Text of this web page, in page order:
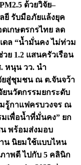
ด้วยวิจัย–
ยี รับมือภัยแล้งยุค
เกษตรกรไทย ลด
ดล “น้ำมั่นคง ไม่ท่วม
ย 1.2 แสนครัวเรือน
หนุน วว. นำ
ยสู่ชุมชน ณ ต.จันจว้า
นวัตกรรมยกระดับ
รู้กาแฟครบวงจร ณ
เพื่อน้ำที่มั่นคง” ยก
พร้อมส่งมอบ
น นิยมใช้แบบไหน
าพดี ไปกับ 5 คลินิก